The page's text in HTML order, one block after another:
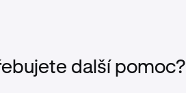
další pomoc?